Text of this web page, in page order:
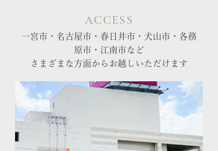
ACCESS
一宮市・名古屋市・春日井市・犬山市・各務
原市・江南市など
さまざまな方面からお越しいただけます